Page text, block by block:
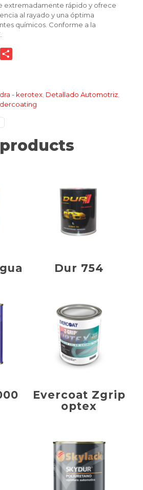
extremadamente rápido y ofrece
al rayado y una óptima
químicos. Conforme a la
Email
- kerotex Detallado Automotriz
Dur 754
Evercoat Zgrip
optex